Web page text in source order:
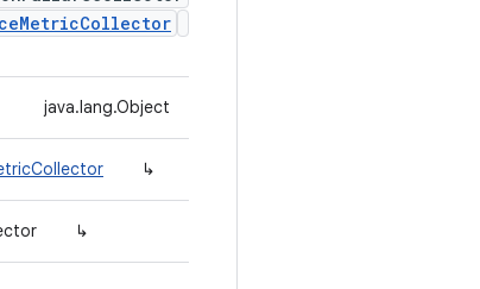
java.lang.Object
↳
↳